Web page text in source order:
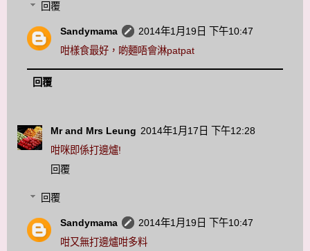
回覆
Sandymama
2014年1月19日 下午10:47
咁樣食最好，啲麵唔會淋patpat
回覆
Mr and Mrs Leung 2014年1月17日 下午12:28
咁咪即係打邊爐!
回覆
回覆
Sandymama
2014年1月19日 下午10:47
咁又無打邊爐咁多料